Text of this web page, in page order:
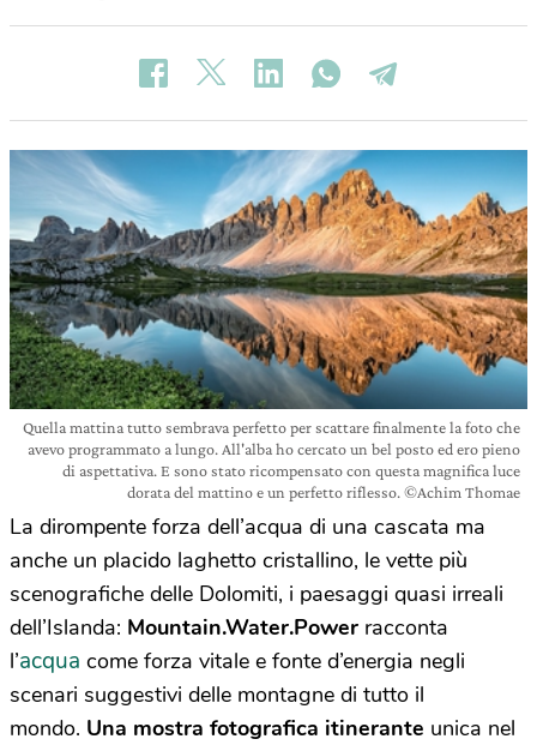
Quella mattina tutto sembrava perfetto per scattare finalmente la foto che
avevo programmato a lungo. All'alba ho cercato un bel posto ed ero pieno
di aspettativa. E sono stato ricompensato con questa magnifica luce
dorata del mattino e un perfetto riflesso. ©Achim Thomae
La dirompente forza dell’acqua di una cascata ma
anche un placido laghetto cristallino, le vette più
scenografiche delle Dolomiti, i paesaggi quasi irreali
dell’Islanda: Mountain.Water.Power racconta
l’acqua come forza vitale e fonte d’energia negli
scenari suggestivi delle montagne di tutto il
mondo. Una mostra fotografica itinerante unica nel